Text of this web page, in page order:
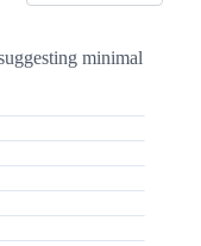
minimal